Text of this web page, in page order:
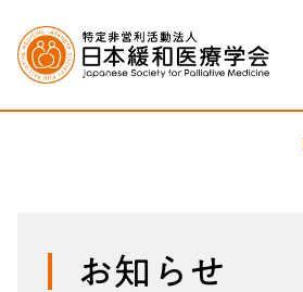
お知らせ